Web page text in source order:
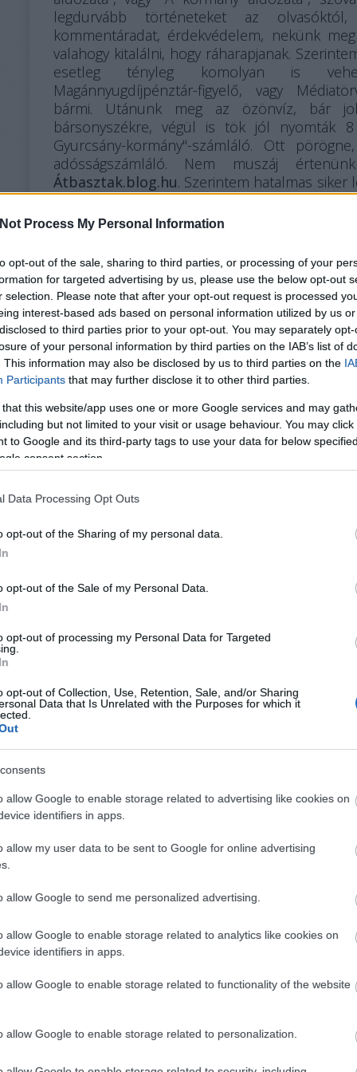
Process My Personal Information
opt-out of the sale, sharing to third parties, or processing of your
for targeted advertising by us, please use the below opt-out
selection. Please note that after your opt-out request is processed
interest-based ads based on personal information utilized by us
to third parties prior to your opt-out. You may separately
of your personal information by third parties on the IAB’s list of
This information may also be disclosed by us to third parties on the
Participants that may further disclose it to other third parties.
that this website/app uses one or more Google services and may
but not limited to your visit or usage behaviour. You may
to Google and its third-party tags to use your data for below
consent section.
Data Processing Opt Outs
opt-out of the Sharing of my personal data.
opt-out of the Sale of my Personal Data.
opt-out of processing my Personal Data for Targeted
opt-out of Collection, Use, Retention, Sale, and/or Sharing
Data that Is Unrelated with the Purposes for which it
allow Google to enable storage related to advertising like cookies on
identifiers in apps.
allow my user data to be sent to Google for online advertising
allow Google to send me personalized advertising.
allow Google to enable storage related to analytics like cookies on
identifiers in apps.
allow Google to enable storage related to functionality of the website
allow Google to enable storage related to personalization.
2)
1)
2 )
1)
(2)
1 )
(1)
...
)
1)
)
)
)
legdurvább történeteket az
kommentáradat, érdekvédelem, nekünk
valahogy kitalálni, hogy ráharapjanak.
esetleg tényleg komolyan is
Magánnyugdíjpénztár-figyelő, vagy
bármi. Utánunk meg az özönvíz, bár
bársonyszékre, végül is tök jól nyomták
Gyurcsány-kormány"-számláló. Ott
adósságszámláló. Nem muszáj
Átbasztak.blog.hu. Szerintem hatalmas siker
bebüffentené, hogy úgy kell annak,
lehazaárulóznáa másikat, vagy fordítva.
nekik, ne az én adómból, de igenis az állam
haljon meg, ilyesmi.
Esetleg valami elvont-vicceset? Nagyon
blogokat, legalább nem kell annyit olvasni.
pörögnek a mikroblogok. A netes
befogadni egy fél flekknél többet. Minden
vagy egy vicces mondat, na? Twitter, Tumblr,
elgondolkodtató képrejtvényeket
egy mászó ló valami piramis felé, és az
piramis, szerintem kurva jó, nem? Elég
kisgyerekes képeket, kulináris kreációkat,
Kapnánk ingyenvacsorát, ingyensört,
! Na az egy
kormányt kellene szarrá fikázni. Bármit
darabokra szedni, kiforgatni, vicces
persze azért itt-ott az ellenzéknek is
látszatának megőrzése érdekében. De
is lényeges a címlapra kerülés,
is. Javaslom az előmoderációt - magunkat
Intézetként, pl. A Szabad Szó Független
akkor lehetne valami
és 1-2 tévés-rádiós vagy bármilyen
véleményformálók lehetnénk. Tudod, olyan
köpenyes orvos vagy a kezeslábasos
gyógyszer a legjobb, vagy hogy az a
És persze kötelező lenne a csúcson
idő után hiteltelenné válik. Önismétlés,
őszinte énblog-szerűséget, arról, ami
vagy amit magunk is élvezünk. Az sajnos
illetve nem érdekelne többet, mint átlag
pénz pedig nagyon jól jönnek, hiszen napi
össze lehetne szedni egy-két hónap alatt,
megkeresünk az irodában, nem? Hát nem
Na melyik lesz jó? Írok a Zúzó Rolinak, hogy
a legjobb bor is megecetesedik cégér
udvarias balfasz a kommentelői közül.
Címkék: magyar társadalom